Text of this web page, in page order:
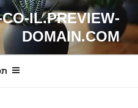
דילוג
לתוכןIL.PREVIEW-
DOMAIN.COM